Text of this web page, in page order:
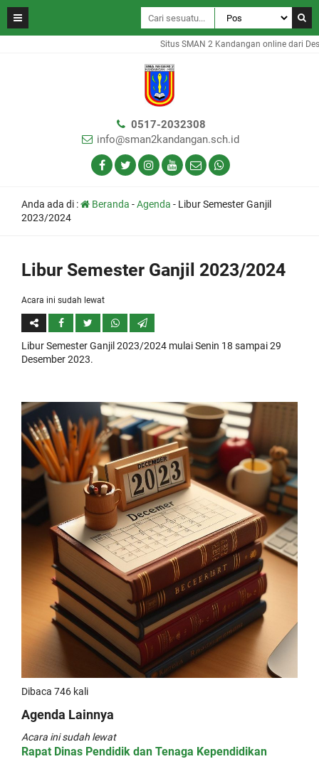
Situs SMAN 2 Kandangan online dari
0517-2032308
info@sman2kandangan.sch.id
Anda ada di : Beranda -Agenda - Libur Semester Ganjil
2023/2024
Libur Semester Ganjil 2023/2024
Acara ini sudah lewat
Libur Semester Ganjil 2023/2024 mulai Senin 18 sampai 29
Desember 2023.
Dibaca 746 kali
Agenda Lainnya
Acara ini sudah lewat
Rapat Dinas Pendidik dan Tenaga Kependidikan